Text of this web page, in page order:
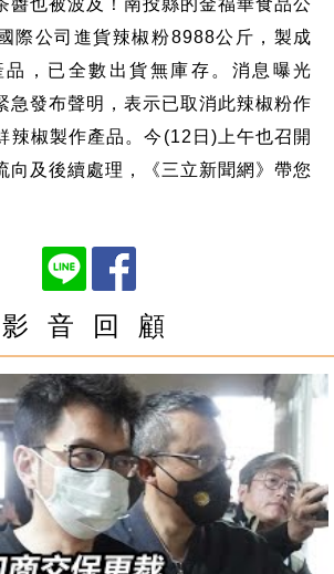
際公司進貨辣椒粉8988公斤，製成
，已全數出貨無庫存。消息曝光
急發布聲明，表示已取消此辣椒粉作
辣椒製作產品。今(12日)上午也召開
向及後續處理，《三立新聞網》帶您
影 音 回 顧